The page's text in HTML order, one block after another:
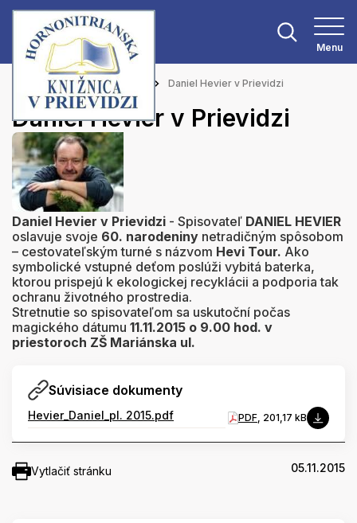
Menu
Hlavná stránka Aktuality Daniel Hevier v Prievidzi
Daniel Hevier v Prievidzi
Daniel Hevier v Prievidzi - Spisovateľ DANIEL HEVIER
oslavuje svoje 60. narodeniny netradičným spôsobom
– cestovateľským turné s názvom Hevi Tour. Ako
symbolické vstupné deťom poslúži vybitá baterka,
ktorou prispejú k ekologickej recyklácii a podporia tak
ochranu životného prostredia.
Stretnutie so spisovateľom sa uskutoční počas
magického dátumu 11.11.2015 o 9.00 hod. v
priestoroch ZŠ Mariánska ul.
Súvisiace dokumenty
Hevier_Daniel_pl. 2015.pdf PDF, 201,17 kB
Vytlačiť stránku 05.11.2015